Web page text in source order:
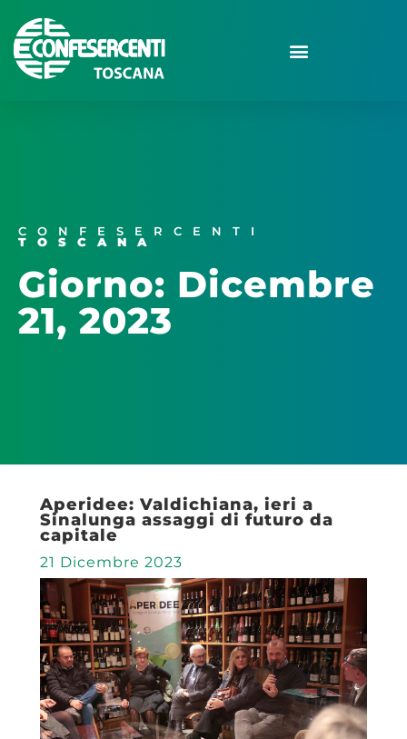
CONFESERCENTI
TOSCANA
Giorno: Dicembre
21, 2023
Aperidee: Valdichiana, ieri a
Sinalunga assaggi di futuro da
capitale
21 Dicembre 2023